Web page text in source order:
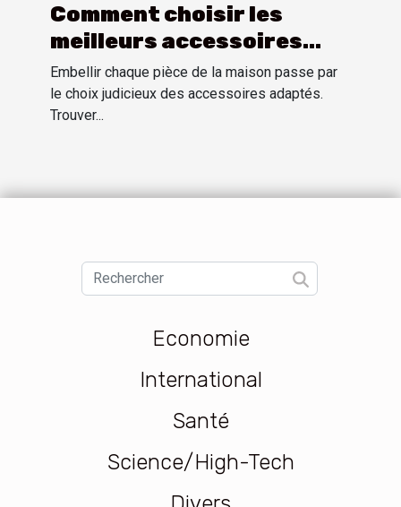
Comment choisir les
meilleurs accessoires
pour chaque pièce de la
maison
Embellir chaque pièce de la maison passe par
le choix judicieux des accessoires adaptés.
Trouver...
Economie
International
Santé
Science/High-Tech